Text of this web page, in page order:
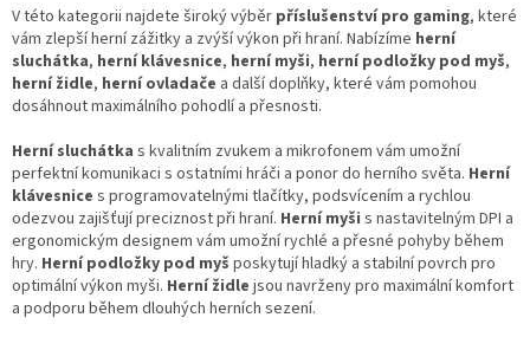
l
á
d
a
c
p
r
v
k
y
v
ý
p
V této kategorii najdete široký výběr příslušenství pro gaming, které
vám zlepší herní zážitky a zvýší výkon při hraní. Nabízíme herní
sluchátka, herní klávesnice, herní myši, herní podložky pod myš,
herní židle, herní ovladače a další doplňky, které vám pomohou
dosáhnout maximálního pohodlí a přesnosti.
Herní sluchátka s kvalitním zvukem a mikrofonem vám umožní
perfektní komunikaci s ostatními hráči a ponor do herního světa. Herní
klávesnice s programovatelnými tlačítky, podsvícením a rychlou
odezvou zajišťují preciznost při hraní. Herní myši s nastavitelným DPI a
ergonomickým designem vám umožní rychlé a přesné pohyby během
hry. Herní podložky pod myš poskytují hladký a stabilní povrch pro
optimální výkon myši. Herní židle jsou navrženy pro maximální komfort
a podporu během dlouhých herních sezení.